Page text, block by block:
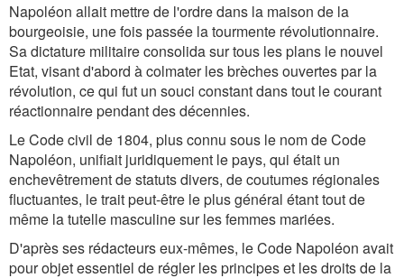
Napoléon allait mettre de l'ordre dans la maison de la
bourgeoisie, une fois passée la tourmente révolutionnaire.
Sa dictature militaire consolida sur tous les plans le nouvel
Etat, visant d'abord à colmater les brèches ouvertes par la
révolution, ce qui fut un souci constant dans tout le courant
réactionnaire pendant des décennies.
Le Code civil de 1804, plus connu sous le nom de Code
Napoléon, unifiait juridiquement le pays, qui était un
enchevêtrement de statuts divers, de coutumes régionales
fluctuantes, le trait peut-être le plus général étant tout de
même la tutelle masculine sur les femmes mariées.
D'après ses rédacteurs eux-mêmes, le Code Napoléon avait
pour objet essentiel de régler les principes et les droits de la